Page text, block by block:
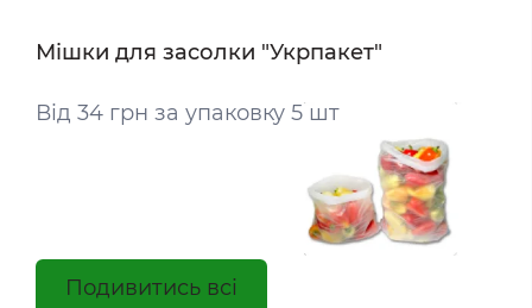
Мішки для засолки "Укрпакет"
Від 34 грн за упаковку 5 шт
Подивитись всі